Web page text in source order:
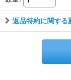
返品特約に関する